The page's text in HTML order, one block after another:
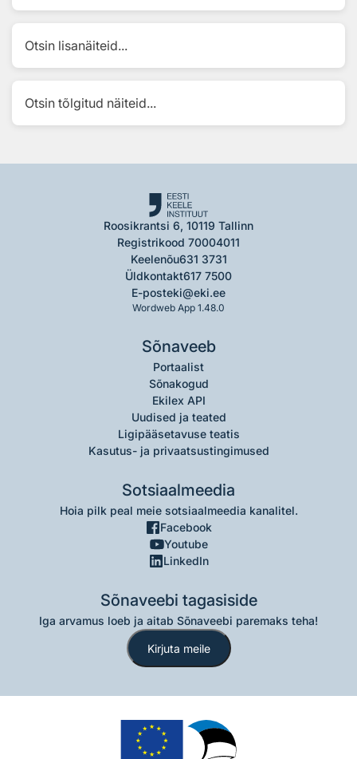
Otsin lisanäiteid...
Otsin tõlgitud näiteid...
Roosikrantsi 6, 10119 Tallinn
Registrikood 70004011
Keelenõu631 3731
Üldkontakt617 7500
E-posteki@eki.ee
Wordweb App 1.48.0
Sõnaveeb
Portaalist
Sõnakogud
Ekilex API
Uudised ja teated
Ligipääsetavuse teatis
Kasutus- ja privaatsustingimused
Sotsiaalmeedia
Hoia pilk peal meie sotsiaalmeedia kanalitel.
Facebook
Youtube
LinkedIn
Sõnaveebi tagasiside
Iga arvamus loeb ja aitab Sõnaveebi paremaks teha!
Kirjuta meile